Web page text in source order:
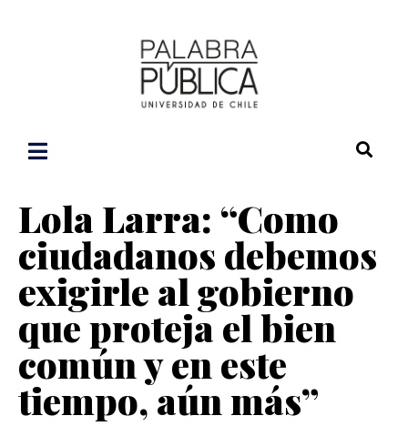
Lola Larra: “Como
ciudadanos debemos
exigirle al gobierno
que proteja el bien
común y en este
tiempo, aún más”